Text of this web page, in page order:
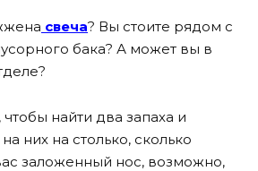
свеча? Вы стоите рядом с
бака? А может вы в
найти два запаха и
них на столько, сколько
заложенный нос, возможно,